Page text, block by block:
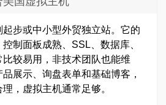
步或中小型外贸独立站。它的
制面板成熟、SSL、数据库、
较易用，非技术团队也能维
展示、询盘表单和基础博客，
，虚拟主机通常足够。